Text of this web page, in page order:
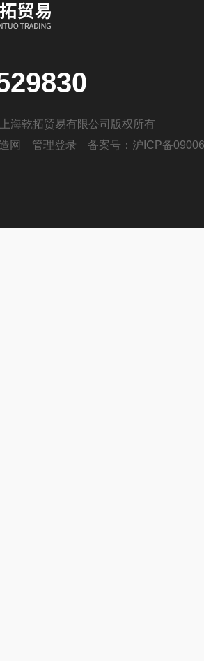
海乾拓贸易有限公司版权所有
网 管理登录 备案号： 沪ICP备